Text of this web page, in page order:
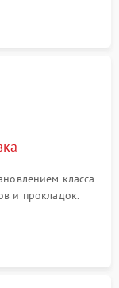
элементов
класса
и прокладок.
эталонному
температур.